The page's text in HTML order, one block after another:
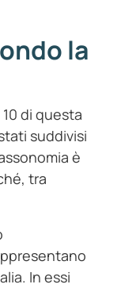
la
di questa
suddivisi
è
tra
In essi